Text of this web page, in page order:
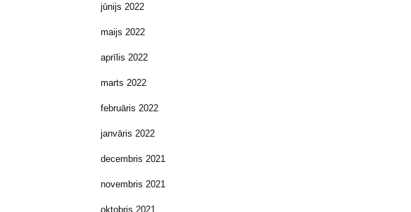
jūnijs 2022
maijs 2022
aprīlis 2022
marts 2022
februāris 2022
janvāris 2022
decembris 2021
novembris 2021
oktobris 2021